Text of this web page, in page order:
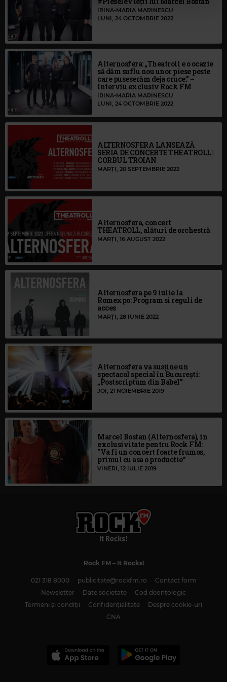
IRINA-MARIA MARINESCU
LUNI, 24 OCTOMBRIE 2022
Alternosfera: „Theatroll e o ocazie
să dăm suflu nou unor piese peste
care puseserăm deja cruce.” –
Interviu exclusiv Rock FM
IRINA-MARIA MARINESCU
LUNI, 24 OCTOMBRIE 2022
ALTERNOSFERA LANSEAZĂ
SERIA DE CONCERTE THEATROLL |
CORBUL TROIAN
MARȚI, 20 SEPTEMBRIE 2022
Alternosfera, concert
THEATROLL, alături de orchestră
MARȚI, 16 AUGUST 2022
Alternosfera pe 9 iulie la
Romexpo: Program si reguli de
acces
MARȚI, 28 IUNIE 2022
Alternosfera va susține un
spectacol special în București:
„Postscriptum din Babel”
JOI, 21 NOIEMBRIE 2019
Marcel Bostan (Alternosfera), in
exclusivitate pentru Rock FM:
"Va fi un concert foarte frumos,
primul cu asa o productie"
VINERI, 12 IULIE 2019
Rock FM– It Rocks!
021 318 8000 publicitate@rockfm.ro
Contact form
Newsletter
Date societate
Cod deontologic
Termeni și condiții
Confidențialitate
Despre cookie-uri
CNA